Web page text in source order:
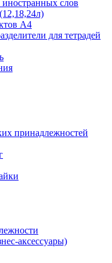
иностранных слов
А4
для тетрадей
принадлежностей
аксессуары)